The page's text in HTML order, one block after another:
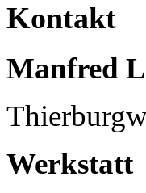
Kontakt
Manfred
Werkstatt